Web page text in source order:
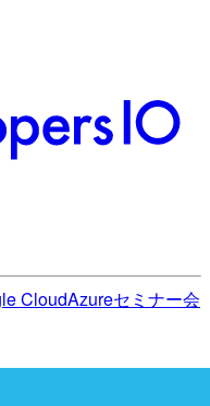
CloudAzureセミナー会